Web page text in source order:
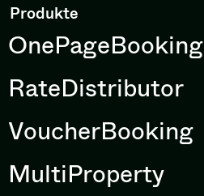
Produkte
OnePageBooking
RateDistributor
VoucherBooking
MultiProperty